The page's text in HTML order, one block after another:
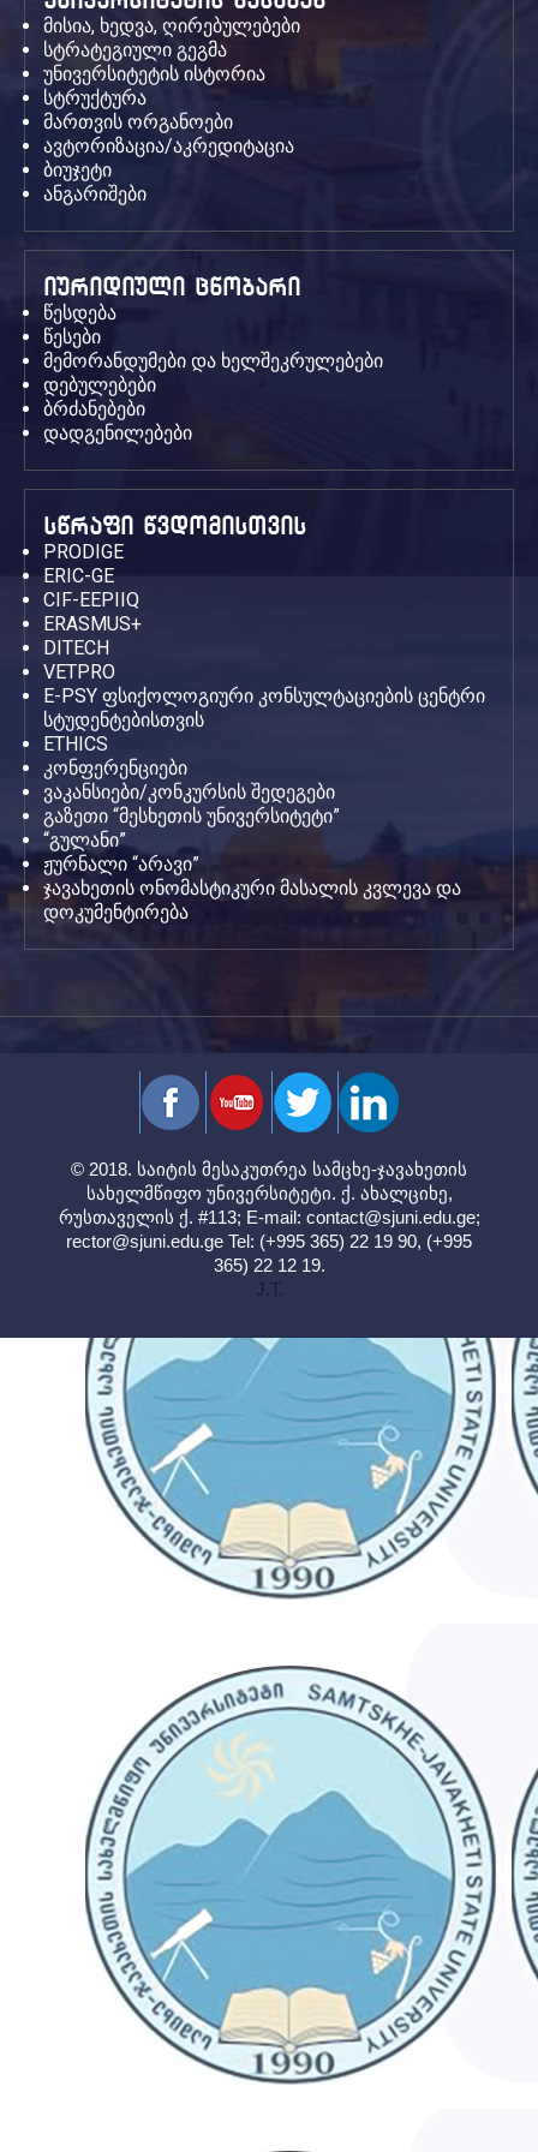
მისია, ხედვა, ღირებულებები
სტრატეგიული გეგმა
უნივერსიტეტის ისტორია
სტრუქტურა
მართვის ორგანოები
ავტორიზაცია/აკრედიტაცია
ბიუჯეტი
ანგარიშები
იურიდიული ცნობარი
წესდება
წესები
მემორანდუმები და ხელშეკრულებები
დებულებები
ბრძანებები
დადგენილებები
სწრაფი წვდომისთვის
PRODIGE
ERIC-GE
CIF-EEPIIQ
ERASMUS+
DITECH
VETPRO
E-PSY ფსიქოლოგიური კონსულტაციების ცენტრი
სტუდენტებისთვის
ETHICS
კონფერენციები
ვაკანსიები/კონკურსის შედეგები
გაზეთი “მესხეთის უნივერსიტეტი”
“გულანი”
ჟურნალი “არავი”
ჯავახეთის ონომასტიკური მასალის კვლევა და
დოკუმენტირება
© 2018. საიტის მესაკუთრეა სამცხე-ჯავახეთის
სახელმწიფო უნივერსიტეტი. ქ. ახალციხე,
რუსთაველის ქ. #113; E-mail: contact@sjuni.edu.ge;
rector@sjuni.edu.ge Tel: (+995 365) 22 19 90, (+995
365) 22 12 19.
J.T.